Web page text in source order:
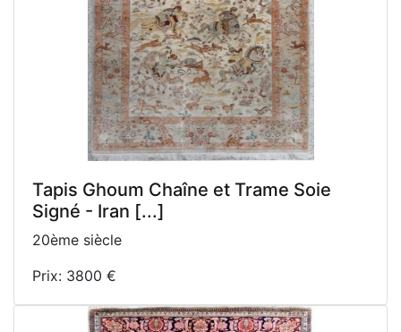
Tapis Ghoum Chaîne et Trame Soie
Signé - Iran [...]
20ème siècle
Prix: 3800 €